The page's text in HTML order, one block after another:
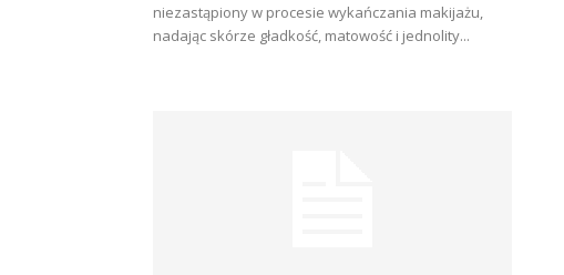
niezastąpiony w procesie wykańczania makijażu,
nadając skórze gładkość, matowość i jednolity...